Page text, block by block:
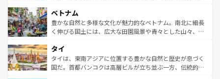
参照してほしい。
容にもいいと評判のスイーツなど、バラエティ豊かな料理
が味わえる。 なお、新着の台湾情報は コンテンツ一覧を参
照してほしい。
き、地方に足を延ばせば四季折々の自然美を楽しむことが
できる。そして、キムチや焼肉、絶品のストリートフード
まで、さまざまな韓国料理が待っている。夜には、韓国な
リティに包まれながら、韓国の多彩な魅力を心ゆくまで味
わってみてほしい。 なお、新着の韓国情報はコンテンツ一
覧を参照してほしい。
ベトナム
豊かな自然と多様な文化が魅力的なベトナム。南北に細長
く伸びる国土には、広大な田園風景や青々とした山々、世
急速な発展と共に伝統が息づく。ハノイの古い町並みやホ
ーチミン市のフランス統治時代の建物も、独特の雰囲気を
醸し出している。また、バラエティの豊かさとおいしさで
タイ
タイは、東南アジアに位置する豊かな自然と歴史が息づく
国だ。首都バンコクは高層ビルが立ち並ぶ一方、伝統的な